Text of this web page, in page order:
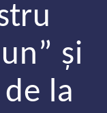
și
la